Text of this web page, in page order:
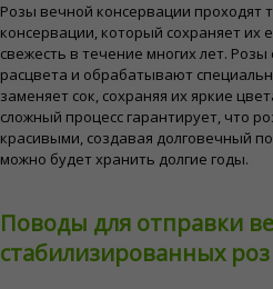
Розы вечной консервации проходят
консервации, который сохраняет их
свежесть в течение многих лет.
расцвета и обрабатывают
заменяет сок, сохраняя их яркие
сложный процесс гарантирует, что
красивыми, создавая долговечный
можно будет хранить долгие годы.
Поводы для отправки
стабилизированных